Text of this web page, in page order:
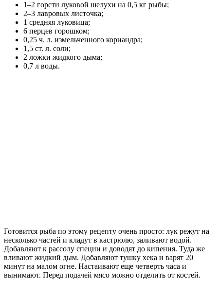
1–2 горсти луковой шелухи на 0,5 кг рыбы;
2–3 лавровых листочка;
1 средняя луковица;
6 перцев горошком;
0,25 ч. л. измельченного кориандра;
1,5 ст. л. соли;
2 ложки жидкого дыма;
0,7 л воды.
Готовится рыба по этому рецепту очень просто: лук режут на
несколько частей и кладут в кастрюлю, заливают водой.
Добавляют к рассолу специи и доводят до кипения. Туда же
вливают жидкий дым. Добавляют тушку хека и варят 20
минут на малом огне. Настаивают еще четверть часа и
вынимают. Перед подачей мясо можно отделить от костей.